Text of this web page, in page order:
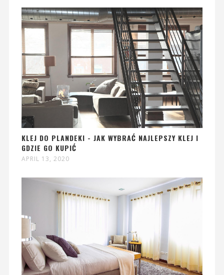
KLEJ DO PLANDEKI - JAK WYBRAĆ NAJLEPSZY KLEJ I
GDZIE GO KUPIĆ
APRIL 13, 2020